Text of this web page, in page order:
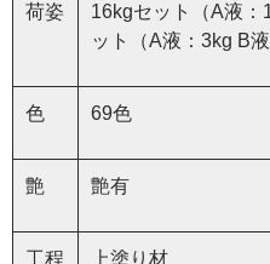
荷姿
16kgセット（A液：
ット（A液：3kg B液
色 69色
艶 艶有
工程 上塗り材